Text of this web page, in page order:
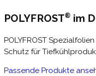
POLYFROST® im
POLYFROST
Schutz für
Passende Produkte